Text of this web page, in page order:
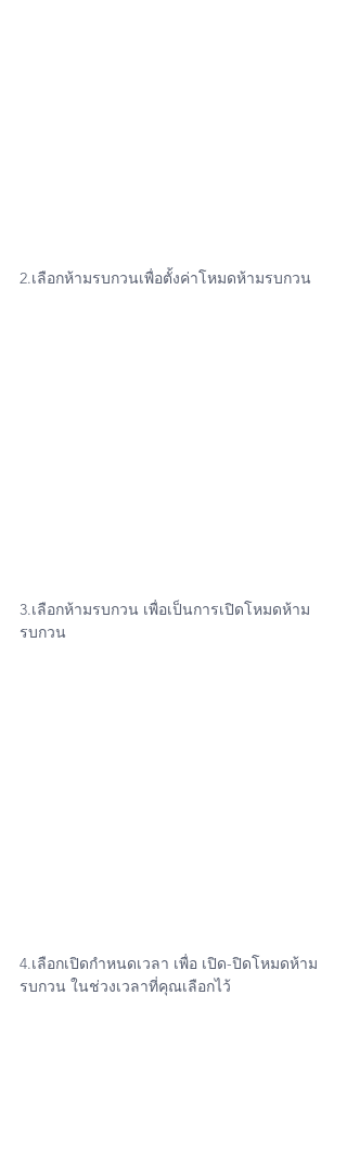
2.เลือกห้ามรบกวนเพื่อตั้งค่าโหมดห้ามรบกวน
3.เลือกห้ามรบกวน เพื่อเป็นการเปิดโหมดห้าม
รบกวน
4.เลือกเปิดกำหนดเวลา เพื่อ เปิด-ปิดโหมดห้าม
รบกวน ในช่วงเวลาที่คุณเลือกไว้